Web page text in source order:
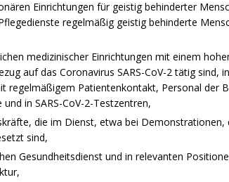
Einrichtungen für geistig behinderter
regelmäßig geistig behinderte
medizinischer Einrichtungen mit einem
auf das Coronavirus SARS-CoV-2 tätig sind,
regelmäßigem Patientenkontakt, Personal der
in SARS-CoV-2-Testzentren,
die im Dienst, etwa bei Demonstrationen,
sind,
Gesundheitsdienst und in relevanten